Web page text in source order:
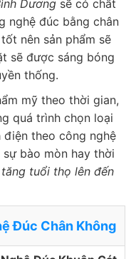
Dương sẽ có chất
nghệ đúc bằng chân
nên sản phẩm sẽ
sẽ được sáng bóng
thống.
mỹ theo thời gian,
quá trình chọn loại
điện theo công nghệ
bào mòn hay thời
tăng tuổi thọ lên đến
Đúc Chân Không